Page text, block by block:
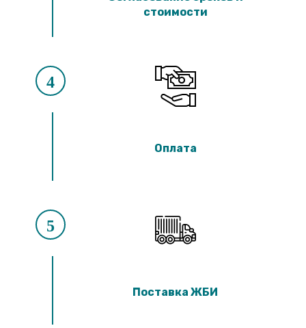
стоимости
4
Оплата
5
Поставка ЖБИ